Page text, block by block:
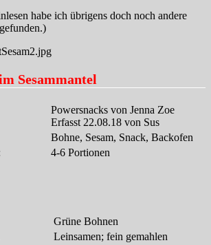
habe ich übrigens doch noch andere
Sesammantel
Powersnacks von Jenna Zoe
Erfasst 22.08.18 von Sus
Bohne, Sesam, Snack, Backofen
4-6 Portionen
Grüne Bohnen
Leinsamen; fein gemahlen